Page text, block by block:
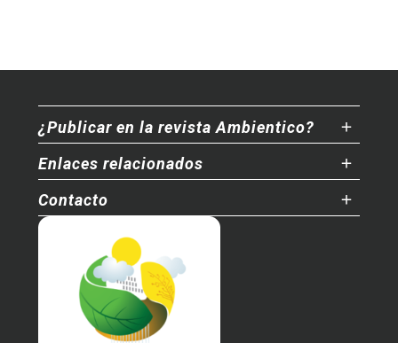
¿Publicar en la revista Ambientico?
Enlaces relacionados
Contacto